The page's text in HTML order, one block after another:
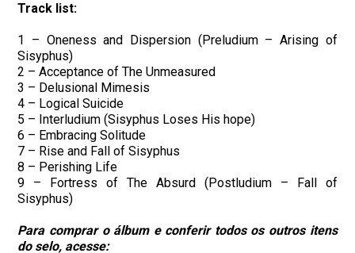
Track list:
1 – Oneness and Dispersion (Preludium – Arising of
Sisyphus)
2 – Acceptance of The Unmeasured
3 – Delusional Mimesis
4 – Logical Suicide
5 – Interludium (Sisyphus Loses His hope)
6 – Embracing Solitude
7 – Rise and Fall of Sisyphus
8 – Perishing Life
9 – Fortress of The Absurd (Postludium – Fall of
Sisyphus)
Para comprar o álbum e conferir todos os outros itens
do selo, acesse: